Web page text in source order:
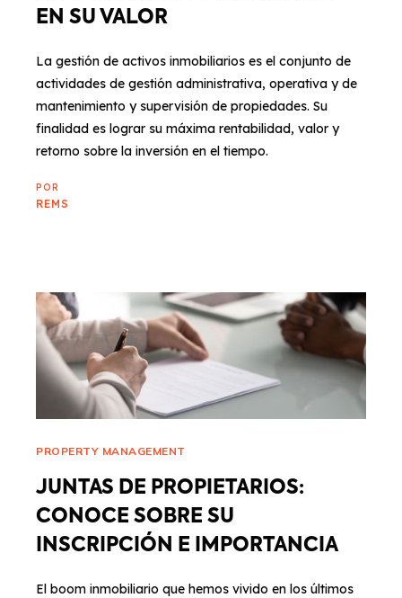
EN SU VALOR
La gestión de activos inmobiliarios es el conjunto de
actividades de gestión administrativa, operativa y de
mantenimiento y supervisión de propiedades. Su
finalidad es lograr su máxima rentabilidad, valor y
retorno sobre la inversión en el tiempo.
POR
REMS
PROPERTY MANAGEMENT
JUNTAS DE PROPIETARIOS:
CONOCE SOBRE SU
INSCRIPCIÓN E IMPORTANCIA
El boom inmobiliario que hemos vivido en los últimos